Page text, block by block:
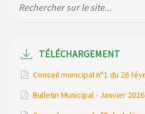
de la gendarmerie
Modification de gestion du
bungalows bois, ses chalets et
TÉLÉCHARGEMENT
Conseil municipal n°1 du 26
Bulletin Municipal - Janvier 2026